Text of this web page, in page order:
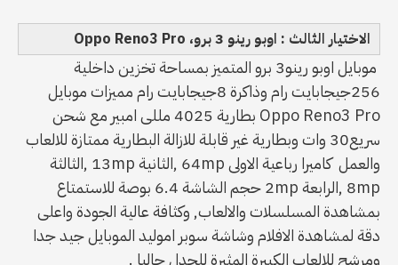
الاختيار الثالث : اوبو رينو 3 برو، Oppo Reno3 Pro
موبايل اوبو رينو3 برو المتميز بمساحة تخزين داخلية
256جيجابايت رام وذاكرة 8جيجابايت رام مميزات موبايل
Oppo Reno3 Pro بطارية 4025 مللى امبير مع شحن
سريع30 وات وبطارية غير قابلة للازالة البطارية ممتازة للالعاب
والعمل كاميرا رباعية الاولى 64mp ,الثانية 13mp ,الثالثة
8mp ,الرابعة 2mp حجم الشاشة 6.4 بوصة للاستمتاع
بمشاهدة المسلسلات والالعاب, وكثافة عالية الجودة واعلى
دقة لمشاهدة الافلام وشاشة سوبر اموليد الموبايل جيد جدا
ومرشح للالعاب الكبيرة المثيرة للجدل حاليا .